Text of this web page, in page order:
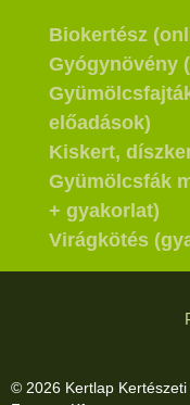
Biokertész
Gyógynövény
előadások)
Kiskert,
Gyümölcsfák
+ gyakorlat)
Virágkötés
© 2026 Kertlap